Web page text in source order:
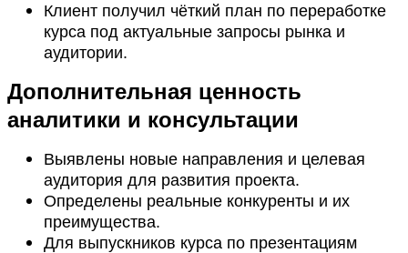
Клиент получил чёткий план по переработке
курса под актуальные запросы рынка и
аудитории.
Дополнительная ценность
аналитики и консультации
Выявлены новые направления и целевая
аудитория для развития проекта.
Определены реальные конкуренты и их
преимущества.
Для выпускников курса по презентациям